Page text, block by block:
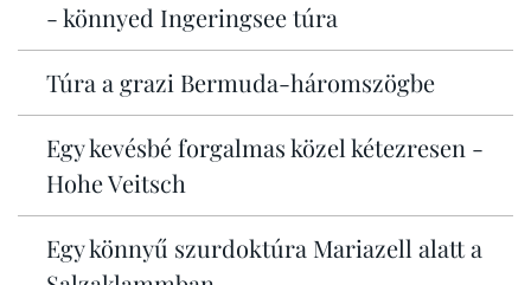
- könnyed Ingeringsee túra
Túra a grazi Bermuda-háromszögbe
Egy kevésbé forgalmas közel kétezresen -
Hohe Veitsch
Egy könnyű szurdoktúra Mariazell alatt a